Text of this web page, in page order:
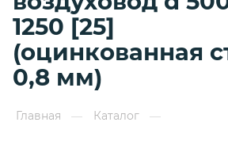
1250 [25]
(оцинкованная
0,8 мм)
Главная — Каталог —